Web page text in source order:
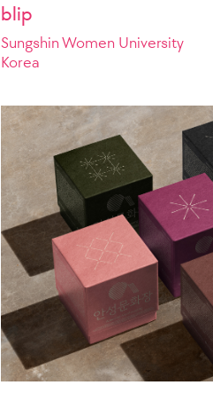
blip
Sungshin Women University
Korea